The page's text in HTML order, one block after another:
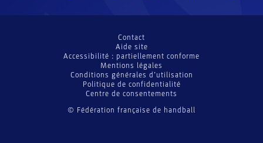
© Fédération française de handball
Contact
Aide site
Accessibilité : partiellement conforme
Mentions légales
Conditions générales d’utilisation
Politique de confidentialité
Centre de consentements